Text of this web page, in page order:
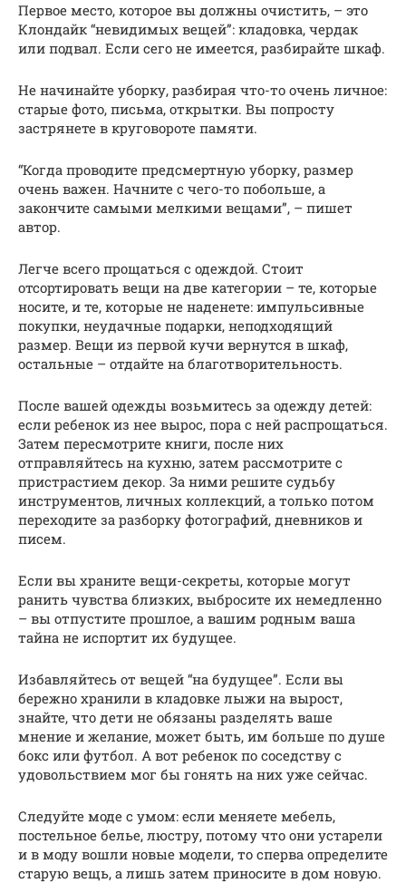
Первое место, которое вы должны очистить, – это
Клондайк “невидимых вещей”: кладовка, чердак
или подвал. Если сего не имеется, разбирайте шкаф.
Не начинайте уборку, разбирая что-то очень личное:
старые фото, письма, открытки. Вы попросту
застрянете в круговороте памяти.
“Когда проводите предсмертную уборку, размер
очень важен. Начните с чего-то побольше, а
закончите самыми мелкими вещами”, – пишет
автор.
Легче всего прощаться с одеждой. Стоит
отсортировать вещи на две категории – те, которые
носите, и те, которые не наденете: импульсивные
покупки, неудачные подарки, неподходящий
размер. Вещи из первой кучи вернутся в шкаф,
остальные – отдайте на благотворительность.
После вашей одежды возьмитесь за одежду детей:
если ребенок из нее вырос, пора с ней распрощаться.
Затем пересмотрите книги, после них
отправляйтесь на кухню, затем рассмотрите с
пристрастием декор. За ними решите судьбу
инструментов, личных коллекций, а только потом
переходите за разборку фотографий, дневников и
писем.
Если вы храните вещи-секреты, которые могут
ранить чувства близких, выбросите их немедленно
– вы отпустите прошлое, а вашим родным ваша
тайна не испортит их будущее.
Избавляйтесь от вещей “на будущее”. Если вы
бережно хранили в кладовке лыжи на вырост,
знайте, что дети не обязаны разделять ваше
мнение и желание, может быть, им больше по душе
бокс или футбол. А вот ребенок по соседству с
удовольствием мог бы гонять на них уже сейчас.
Следуйте моде с умом: если меняете мебель,
постельное белье, люстру, потому что они устарели
и в моду вошли новые модели, то сперва определите
старую вещь, а лишь затем приносите в дом новую.